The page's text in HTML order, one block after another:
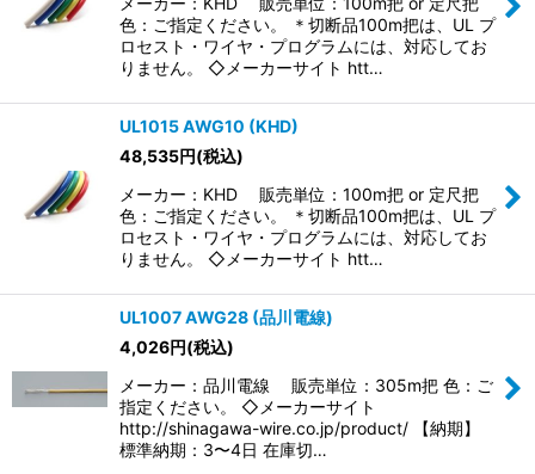
色：ご指定ください。 ＊切断品100m把は、UL プ
ロセスト・ワイヤ・プログラムには、対応してお
りません。 ◇メーカーサイト htt…
UL1015 AWG10 (KHD)
48,535円(税込)
メーカー：KHD 販売単位：100m把 or 定尺把
色：ご指定ください。 ＊切断品100m把は、UL プ
ロセスト・ワイヤ・プログラムには、対応してお
りません。 ◇メーカーサイト htt…
UL1007 AWG28 (品川電線)
4,026円(税込)
メーカー：品川電線 販売単位：305m把 色：ご
指定ください。 ◇メーカーサイト
http://shinagawa-wire.co.jp/product/ 【納期】
標準納期：3〜4日 在庫切…